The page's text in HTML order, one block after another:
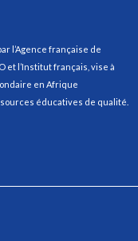
l’Agence française de
et l’Institut français, vise à
en Afrique
éducatives de qualité.